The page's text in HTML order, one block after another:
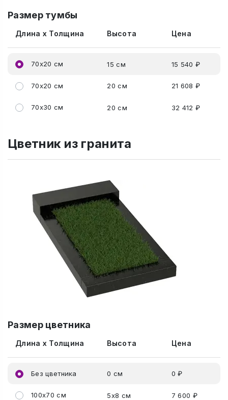
Размер тумбы
Длина x Толщина Высота Цена
70x20 см 15 см 15 540 ₽
70x20 см 20 см 21 608 ₽
70x30 см 20 см 32 412 ₽
Цветник из гранита
Размер цветника
Длина x Толщина Высота Цена
Без цветника 0 см 0 ₽
100x70 см 5x8 см 7 600 ₽